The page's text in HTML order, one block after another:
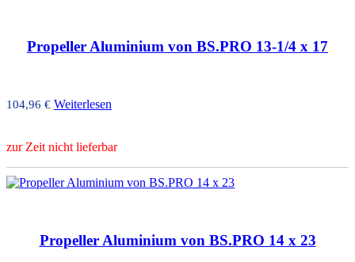
Propeller Aluminium von BS.PRO 13-1/4 x 17
104,96 € Weiterlesen
zur Zeit nicht lieferbar
Propeller Aluminium von BS.PRO 14 x 23